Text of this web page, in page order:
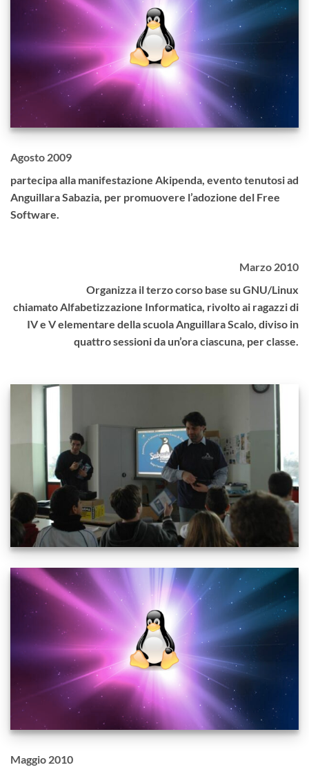
Agosto 2009
partecipa alla manifestazione Akipenda, evento tenutosi ad
Anguillara Sabazia, per promuovere l’adozione del Free
Software.
Marzo 2010
Organizza il terzo corso base su GNU/Linux
chiamato Alfabetizzazione Informatica, rivolto ai ragazzi di
IV e V elementare della scuola Anguillara Scalo, diviso in
quattro sessioni da un’ora ciascuna, per classe.
Maggio 2010